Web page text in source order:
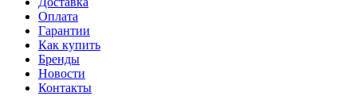
Оплата
Гарантии
Как купить
Бренды
Новости
Контакты